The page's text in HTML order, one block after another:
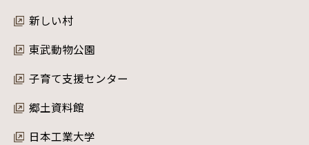
新しい村
東武動物公園
子育て支援センター
郷土資料館
日本工業大学